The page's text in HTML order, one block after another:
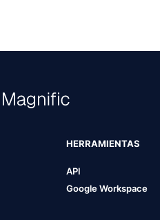
HERRAMIENTAS
API
Google Workspace